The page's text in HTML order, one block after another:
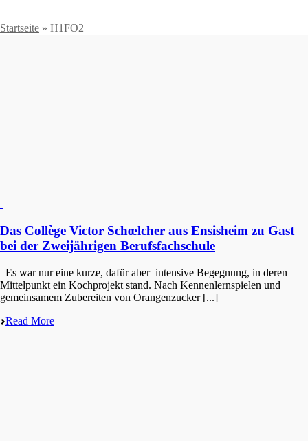
Startseite » H1FO2
Das Collège Victor Schœlcher aus Ensisheim zu Gast
bei der Zweijährigen Berufsfachschule
Es war nur eine kurze, dafür aber inten­si­ve Begeg­nung, in deren
Mittel­punkt ein Kochpro­jekt stand. Nach Kennen­lern­spie­len und
gemein­sa­mem Zuberei­ten von Orangen­zu­cker [...]
Read More